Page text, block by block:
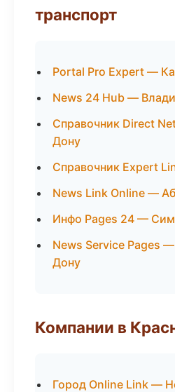
транспорт
Portal Pro Expert —
News 24 Hub —
Справочник Direct
Дону
Справочник Expert
News Link Online —
Инфо Pages 24 —
News Service Pages
Дону
Компании в
Город Online Link —